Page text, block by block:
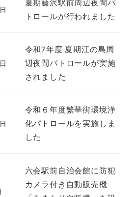
トロールが行われました
令和7年度 夏期江の島周
辺夜間パトロールが実施
されました
令和６年度繁華街環境浄
化パトロールを実施しま
した
六会駅前自治会館に防犯
カメラ付き自動販売機